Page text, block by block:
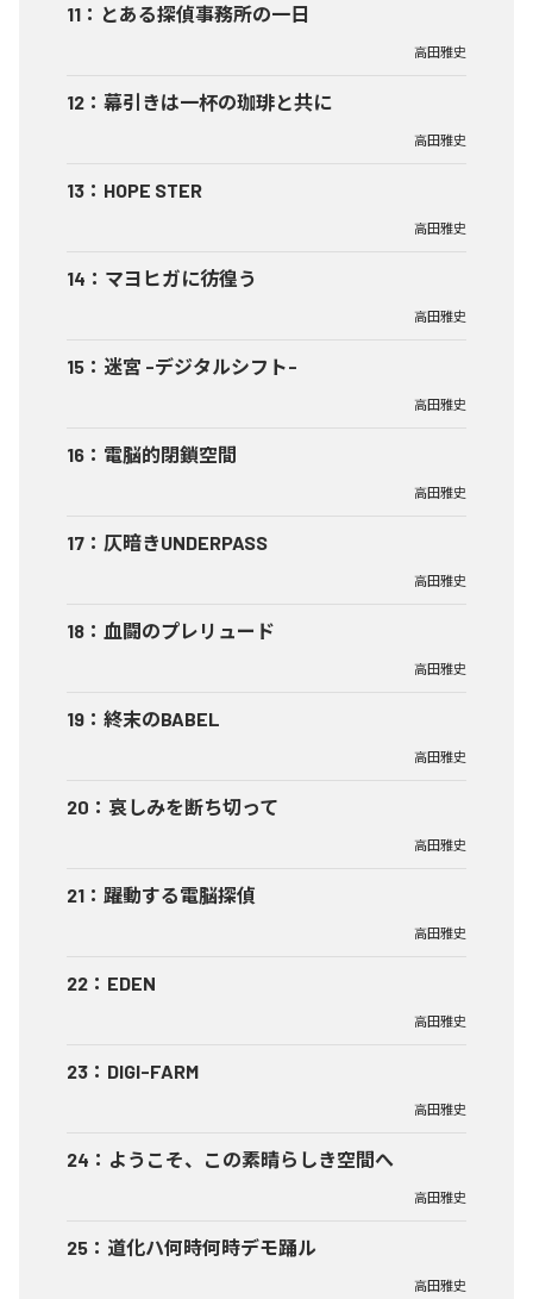
11 ： とある探偵事務所の一日
高田雅史
12 ： 幕引きは一杯の珈琲と共に
高田雅史
13 ： HOPE STER
高田雅史
14 ： マヨヒガに彷徨う
高田雅史
15 ： 迷宮 -デジタルシフト-
高田雅史
16 ： 電脳的閉鎖空間
高田雅史
17 ： 仄暗きUNDERPASS
高田雅史
18 ： 血闘のプレリュード
高田雅史
19 ： 終末のBABEL
高田雅史
20 ： 哀しみを断ち切って
高田雅史
21 ： 躍動する電脳探偵
高田雅史
22 ： EDEN
高田雅史
23 ： DIGI-FARM
高田雅史
24 ： ようこそ、この素晴らしき空間へ
高田雅史
25 ： 道化ハ何時何時デモ踊ル
高田雅史